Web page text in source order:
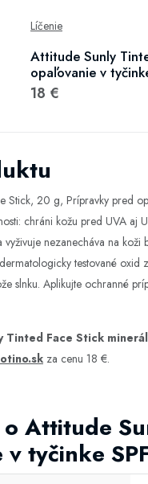
Líčenie
Attitude Sunly
opaľovanie v
18 €
Stick, 20 g, Prípravky pred
chráni kožu pred UVA
nezanecháva na
testované
slnku. Aplikujte ochranné
Tinted Face Stick
za cenu 18 €.
Attitude
tyčinke